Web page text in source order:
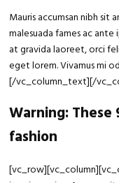
Mauris accumsan nibh sit
malesuada fames ac ante
at gravida laoreet, orci
eget lorem. Vivamus mi
[/vc_column_text][/
Warning:
fashion